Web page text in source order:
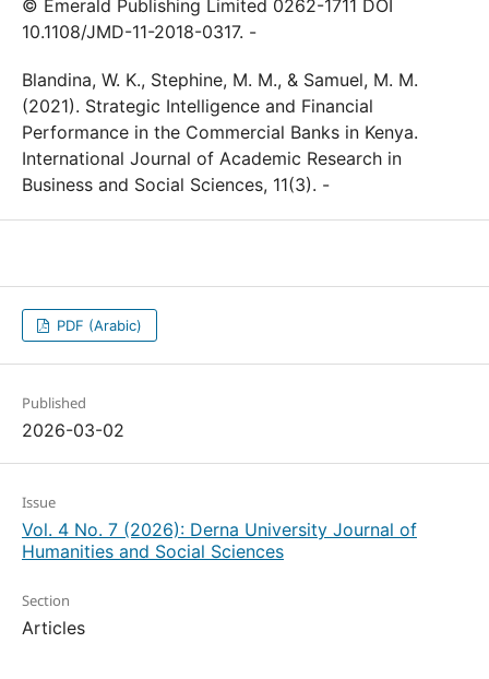
© Emerald Publishing Limited 0262-1711 DOI
10.1108/JMD-11-2018-0317. -
Blandina, W. K., Stephine, M. M., & Samuel, M. M.
(2021). Strategic Intelligence and Financial
Performance in the Commercial Banks in Kenya.
International Journal of Academic Research in
Business and Social Sciences, 11(3). -
PDF (Arabic)
Published
2026-03-02
Issue
Vol. 4 No. 7 (2026): Derna University Journal of
Humanities and Social Sciences
Section
Articles